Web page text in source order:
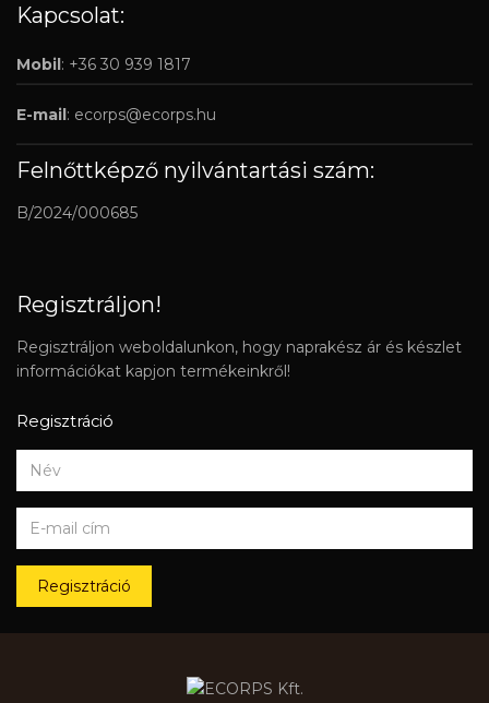
Kapcsolat:
Mobil: +36 30 939 1817
E-mail: ecorps@ecorps.hu
Felnőttképző nyilvántartási szám:
B/2024/000685
Regisztráljon!
Regisztráljon weboldalunkon, hogy naprakész ár és készlet
információkat kapjon termékeinkről!
Regisztráció
Regisztráció